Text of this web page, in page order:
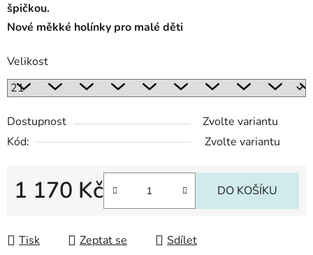
špičkou.
Nové měkké holínky pro malé děti
Velikost
Dostupnost
Zvolte variantu
Kód:
Zvolte variantu
1 170 Kč DO KOŠÍKU
Tisk Zeptat se Sdílet